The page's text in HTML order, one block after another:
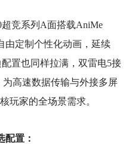
竞系列A面搭载AniMe
由定制个性化动画，延续
置也同样拉满，双雷电5接
为高速数据传输与外接多屏
玩家的全场景需求。
配置：